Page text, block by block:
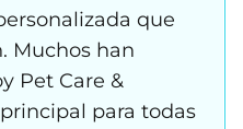
que
Muchos han
Pet Care &
para todas